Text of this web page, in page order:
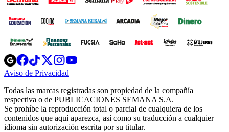
Opens
in
new
Opens
in
new
Opens
in
new
window
Opens
new
windowwindow
Aviso de Privacidad
new
window
Todas las marcas registradas son propiedad de la compañía
respectiva o de PUBLICACIONES SEMANA S.A.
Se prohíbe la reproducción total o parcial de cualquiera de los
contenidos que aquí aparezca, así como su traducción a cualquier
idioma sin autorización escrita por su titular.